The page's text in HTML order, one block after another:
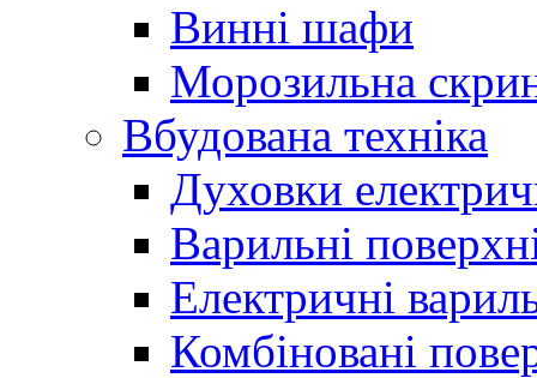
Винні шафи
Морозильна
Вбудована техніка
Духовки
Варильні
Електричні
Комбіновані